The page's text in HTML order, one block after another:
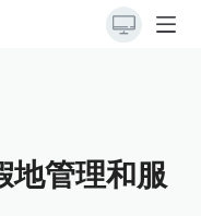
地管理和服